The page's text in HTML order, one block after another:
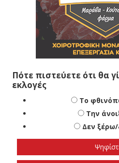
Πότε πιστεύετε ότι θα
εκλογές
Το
Την